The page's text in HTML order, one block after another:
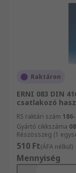
Raktáron
ERNI 083 DIN
csatlakozó
RS raktári szám
Gyártó cikkszáma
Részösszeg (1
510 Ft(ÁFA nélkül)
Mennyiség